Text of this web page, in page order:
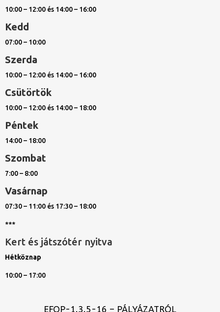
10:00 – 12:00 és 14:00 – 16:00
Kedd
07:00 – 10:00
Szerda
10:00 – 12:00 és 14:00 – 16:00
Csütörtök
10:00 – 12:00 és 14:00 – 18:00
Péntek
14:00 – 18:00
Szombat
7:00 – 8:00
Vasárnap
07:30 – 11:00 és 17:30 – 18:00
***
Kert és játszótér nyitva
Hétköznap
10:00 – 17:00
EFOP-1.3.5-16 – PÁLYÁZATRÓL